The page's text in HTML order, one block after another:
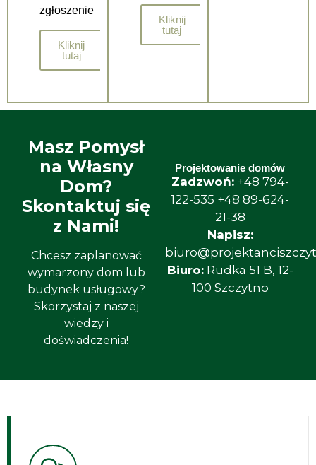
zgłoszenie
Kliknij
tutaj
Kliknij
tutaj
Masz Pomysł
na Własny
Dom?
Skontaktuj się
z Nami!
Chcesz zaplanować
wymarzony dom lub
budynek usługowy?
Skorzystaj z naszej
wiedzy i
doświadczenia!
Projektowanie domów
Zadzwoń: +48 794-
122-535 +48 89-624-
21-38
Napisz:
Biuro: Rudka 51 B, 12-
100 Szczytno